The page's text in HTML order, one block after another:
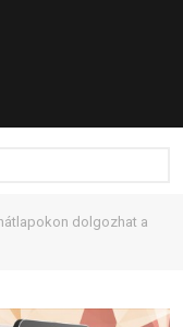
dolgozhat a